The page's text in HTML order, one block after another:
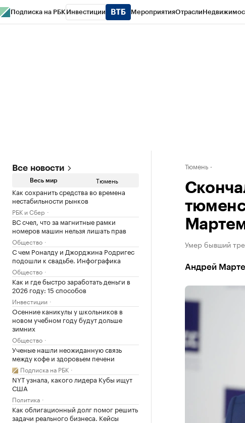
Подписка на РБК Инвестиции МероприятияОтрасли
Все новости
Весь мир Тюмень
Как сохранить средства во времена
нестабильности рынков
РБК и Сбер
ВС счел, что за магнитные рамки
номеров машин нельзя лишать прав
Общество
С чем Роналду и Джорджина Родригес
подошли к свадьбе. Инфографика
Общество
Как и где быстро заработать деньги в
2026 году: 15 способов
Инвестиции
Осенние каникулы у школьников в
новом учебном году будут дольше
зимних
Общество
Ученые нашли неожиданную связь
между кофе и здоровьем печени
Подписка на РБК
NYT узнала, какого лидера Кубы ищут
США
Политика
Как облигационный долг помог решить
задачи реального бизнеса. Кейсы
Тюмень
Умер бывший
Андрей